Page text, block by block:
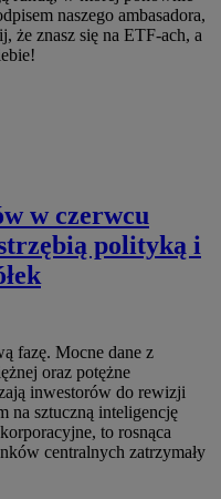
naszego ambasadora,
że znasz się na ETF-ach, a
w czerwcu
polityką i
fazę. Mocne dane z
oraz potężne
inwestorów do rewizji
na sztuczną inteligencję
to rosnąca
centralnych zatrzymały